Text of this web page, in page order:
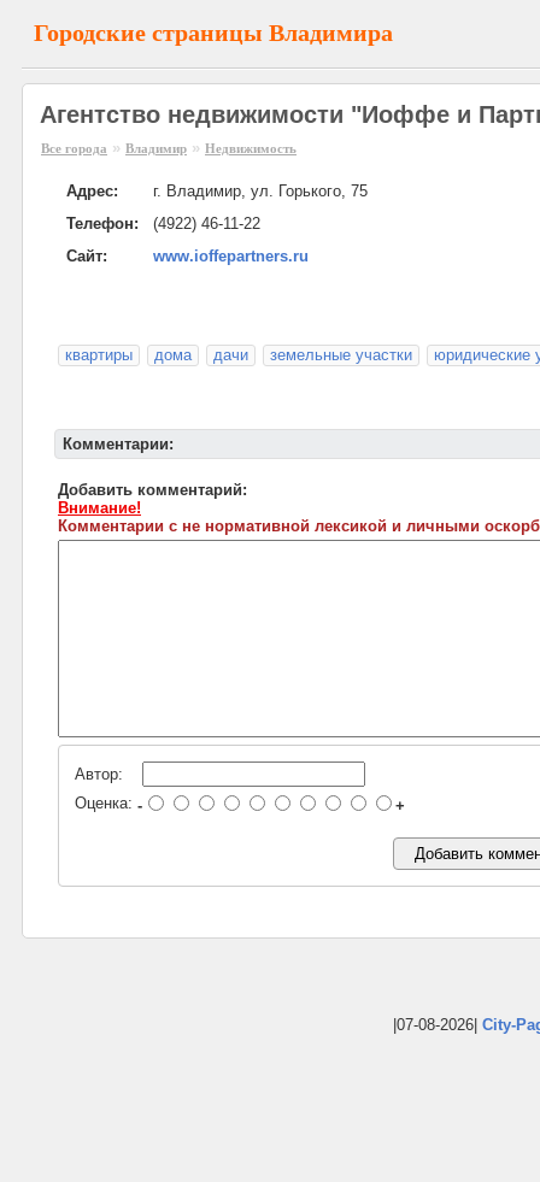
Городские страницы Владимира
Агентство недвижимости "Иоффе и
Все города » Владимир » Недвижимость
Адрес:
г. Владимир, ул. Горького, 75
Телефон:
(4922) 46-11-22
Сайт:
www.ioffepartners.ru
квартиры дома дачи земельные участки юридические
Комментарии:
Добавить комментарий:
Внимание!
Комментарии с не нормативной лексикой и личными
Автор:
Оценка: - +
|07-08-2026| City-